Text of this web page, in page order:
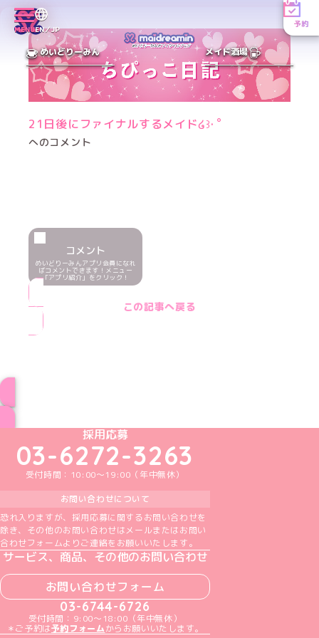
MENUEN／JP
予約
めいどりーみん メイド酒場
21日後にファイナルするメイド໒꒱· ﾟ
へのコメント
コメント
めいどりーみんアプリ会員になれ
ばコメントできます！メニュー
「アプリ紹介」をクリック！
この記事へ戻る
めいどりーみんTikTok公式アカウント
めいどりーみんX公式アカウント
めいどりーみんInstagram公式アカウント
めいどりーみんFacebook公式アカウン
めいどりーみんYouTube公式アカ
採用応募
03-6272-3263
受付時間：10:00～19:00（年中無休）
お問い合わせについて
恐れ入りますが、採用応募に関するお問い合わせを
除き、その他のお問い合わせはメールまたはお問い
合わせフォームよりご連絡をお願いいたします。
サービス、商品、その他のお問い合わせ
お問い合わせフォーム
03-6744-6726
受付時間：9:00～18:00（年中無休）
＊ご予約は予約フォームからお願いいたします。